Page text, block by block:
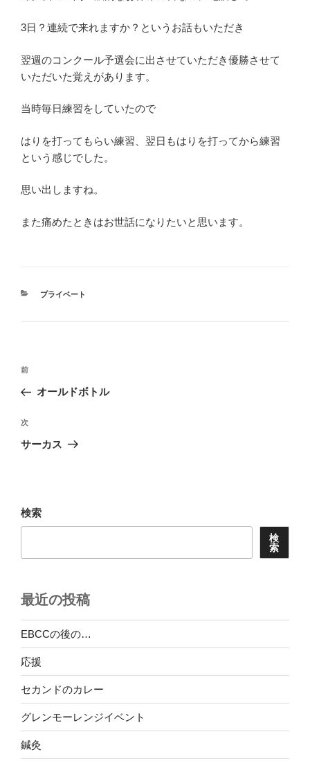
3日？連続で来れますか？というお話もいただき
翌週のコンクール予選会に出させていただき優勝させて
いただいた覚えがあります。
当時毎日練習をしていたので
はりを打ってもらい練習、翌日もはりを打ってから練習
という感じでした。
思い出しますね。
また痛めたときはお世話になりたいと思います。
カ
プライベート
投
ナ
ビ
ゲ
ン
前
の
稿
前
オールドボトル
次
の
次
サーカス
検索
検
索
最近の投稿
EBCCの後の…
応援
セカンドのカレー
グレンモーレンジイベント
鍼灸